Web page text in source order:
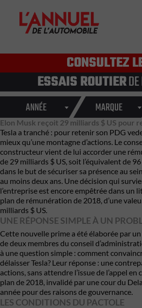
CONSULTEZ
ESSAIS ROUTIER
ANNÉE MARQUE
Elon Musk reçoit 29 milliards $ US pour
Tesla a tranché : pour retenir son PDG
mieux qu’une montagne d’actions. Le
constructeur vient de lui accorder une
de 29 milliards $ US, soit l’équivalent de
dans le but de sécuriser sa présence au
au moins deux ans. Une décision qui
l’entreprise est encore empêtrée dans un
plan de rémunération de 2018, d’une
milliards $ US.
UNE RÉPONSE SIMPLE À UN
Cette nouvelle prime a été élaborée par
de deux membres du conseil
à une question simple : comment
délaisser Tesla? Leur réponse : une
actions, sans attendre l’issue de l’appel
plan de 2018, invalidé par une cour du
année pour des raisons de gouvernance.
LES CONDITIONS DU PACTOLE